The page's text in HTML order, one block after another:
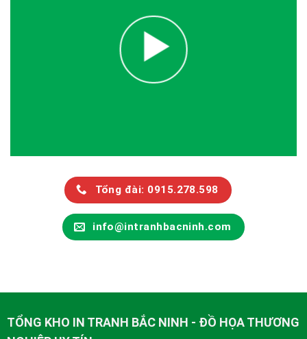
Tổng đài: 0915.278.598
info@intranhbacninh.com
TỔNG KHO IN TRANH BẮC NINH - ĐỒ HỌA THƯƠNG